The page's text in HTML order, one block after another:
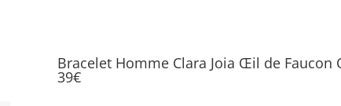
Bracelet Homme Clara Joia Œil de Faucon
39€